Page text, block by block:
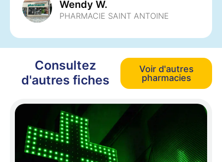
Wendy W.
PHARMACIE SAINT ANTOINE
Consultez
d'autres fiches
Voir d'autres
pharmacies